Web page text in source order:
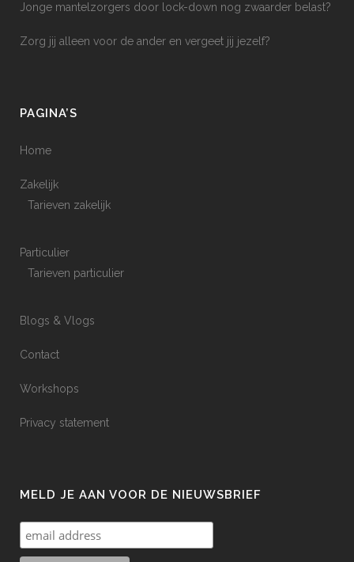
Jonge mantelzorgers door lock-down nog zwaarder belast?
Zorg jij alleen voor de ander en vergeet jij jezelf?
PAGINA’S
Home
Zakelijk
Tarieven zakelijk
Particulier
Tarieven particulier
Blogs & Vlogs
Contact
Workshops
Privacy statement
MELD JE AAN VOOR DE NIEUWSBRIEF